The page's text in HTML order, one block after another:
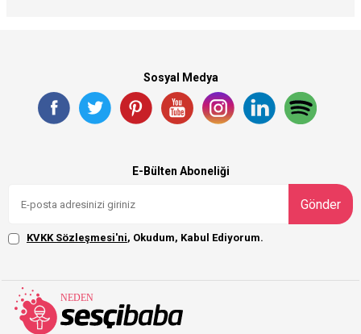
Sosyal Medya
E-Bülten Aboneliği
Gönder
KVKK Sözleşmesi'ni, Okudum, Kabul Ediyorum.